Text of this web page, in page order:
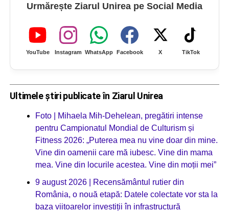
Urmărește Ziarul Unirea pe Social Media
YouTube Instagram WhatsApp Facebook X TikTok
Ultimele știri publicate în Ziarul Unirea
Foto | Mihaela Mih-Dehelean, pregătiri intense
pentru Campionatul Mondial de Culturism și
Fitness 2026: „Puterea mea nu vine doar din mine.
Vine din oamenii care mă iubesc. Vine din mama
mea. Vine din locurile acestea. Vine din moții mei”
9 august 2026 | Recensământul rutier din
România, o nouă etapă: Datele colectate vor sta la
baza viitoarelor investiții în infrastructură